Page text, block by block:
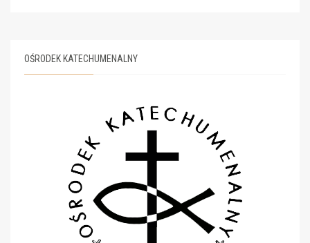
OŚRODEK KATECHUMENALNY